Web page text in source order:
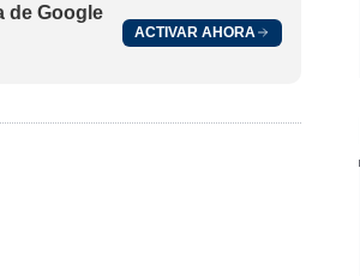
de Google
ACTIVAR AHORA